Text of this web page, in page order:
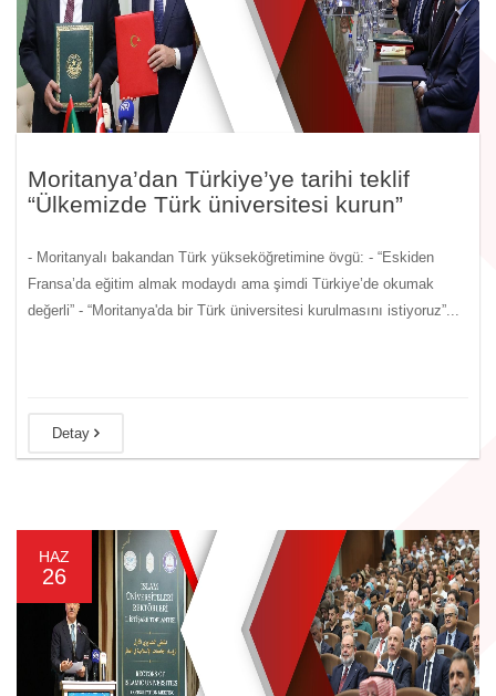
Moritanya’dan Türkiye’ye tarihi teklif
“Ülkemizde Türk üniversitesi kurun”
- Moritanyalı bakandan Türk yükseköğretimine övgü: - “Eskiden
Fransa’da eğitim almak modaydı ama şimdi Türkiye’de okumak
değerli” - “Moritanya'da bir Türk üniversitesi kurulmasını istiyoruz”...
Detay
HAZ
26